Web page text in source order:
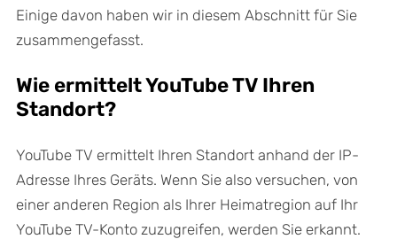
Einige davon haben wir in diesem Abschnitt für Sie
zusammengefasst.
Wie ermittelt YouTube TV Ihren
Standort?
YouTube TV ermittelt Ihren Standort anhand der IP-
Adresse Ihres Geräts. Wenn Sie also versuchen, von
einer anderen Region als Ihrer Heimatregion auf Ihr
YouTube TV-Konto zuzugreifen, werden Sie erkannt.